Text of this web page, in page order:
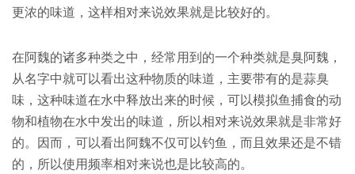
更浓的味道，这样相对来说效果就是比较好的。
在阿魏的诸多种类之中，经常用到的一个种类就是臭阿魏，
从名字中就可以看出这种物质的味道，主要带有的是蒜臭
味，这种味道在水中释放出来的时候，可以模拟鱼捕食的动
物和植物在水中发出的味道，所以相对来说效果就是非常好
的。因而，可以看出阿魏不仅可以钓鱼，而且效果还是不错
的，所以使用频率相对来说也是比较高的。